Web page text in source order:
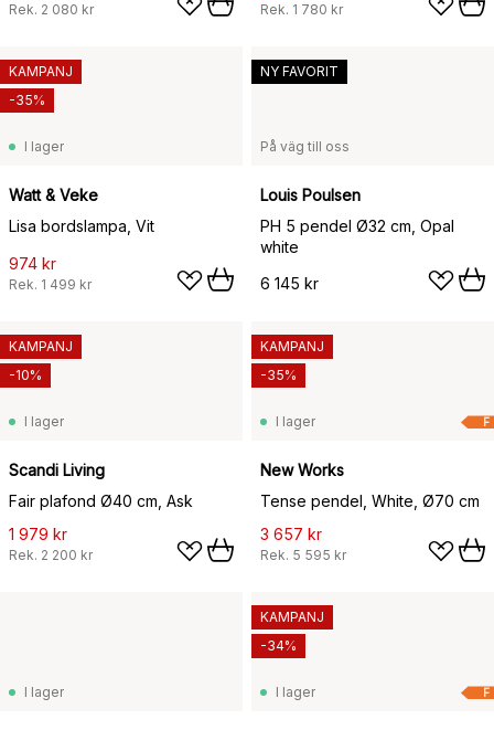
Rek. 2 080 kr Rek. 1 780 kr
I lager
Watt & Veke
Lisa bordslampa, Vit
974 kr
Rek. 1 499 kr
KAMPANJ
-35%
På väg till oss
Louis Poulsen
PH 5 pendel Ø32 cm, Opal
white
6 145 kr
NY FAVORIT
I lager
Scandi Living
Fair plafond Ø40 cm, Ask
1 979 kr
Rek. 2 200 kr
KAMPANJ
-10%
F
I lager
New Works
Tense pendel, White, Ø70 cm
3 657 kr
Rek. 5 595 kr
KAMPANJ
-35%
I lager F
I lager
KAMPANJ
-34%